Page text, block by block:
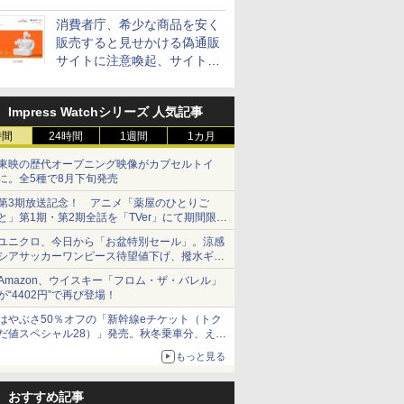
消費者庁、希少な商品を安く
販売すると見せかける偽通販
サイトに注意喚起、サイト名
Impress Watchシリーズ 人気記事
24時間 1週間 1カ月
映の歴代オープニング映像がカプセルトイ
。全5種で8月下旬発売
3期放送記念！ アニメ「薬屋のひとりご
」第1期・第2期全話を「TVer」にて期間限定
順次無料配信開始
ニクロ、今日から「お盆特別セール」。涼感
アサッカーワンピース待望値下げ、撥水ギア
ョーツは1990円に
、ウイスキー「フロム・ザ・バレル」
“4402円”で再び登場！
やぶさ50％オフの「新幹線eチケット（トク
値スペシャル28）」発売。秋冬乗車分、えき
もっと見る
おすすめ記事